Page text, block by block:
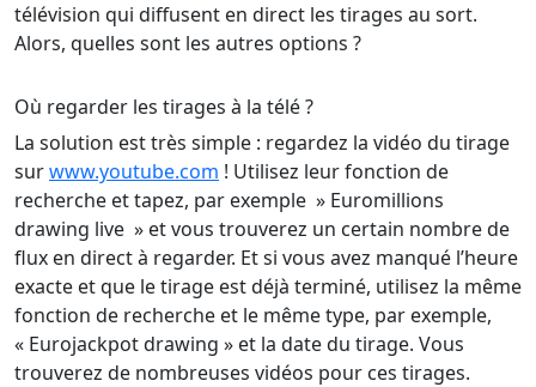
télévision qui diffusent en direct les tirages au sort.
Alors, quelles sont les autres options ?
Où regarder les tirages à la télé ?
La solution est très simple : regardez la vidéo du tirage
surwww.youtube.com ! Utilisez leur fonction de
recherche et tapez, par exemple » Euromillions
drawing live » et vous trouverez un certain nombre de
flux en direct à regarder. Et si vous avez manqué l’heure
exacte et que le tirage est déjà terminé, utilisez la même
fonction de recherche et le même type, par exemple,
« Eurojackpot drawing » et la date du tirage. Vous
trouverez de nombreuses vidéos pour ces tirages.